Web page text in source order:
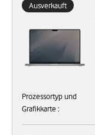
Ausverkauft
Prozessortyp und
Grafikkarte :